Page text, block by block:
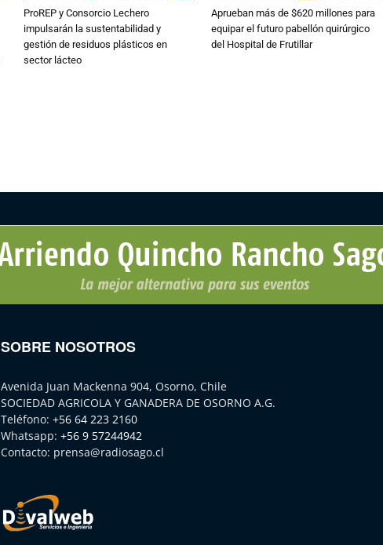
ProREP y Consorcio Lechero
impulsarán la sustentabilidad y
gestión de residuos plásticos en
sector lácteo
Aprueban más de $620 millones para
equipar el futuro pabellón quirúrgico
del Hospital de Frutillar
SOBRE NOSOTROS
Avenida Juan Mackenna 904, Osorno, Chile
SOCIEDAD AGRICOLA Y GANADERA DE OSORNO A.G.
Teléfono: +56 64 223 2160
Whatsapp: +56 9 57244942
Contacto: prensa@radiosago.cl